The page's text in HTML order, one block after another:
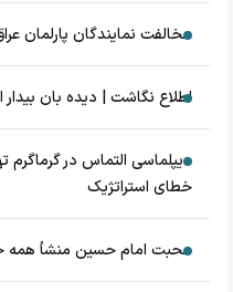
مخالفت نمایندگان پارلمان
اطلاع نگاشت | دیده بان بیدار
دیپلماسی التماس در گرماگرم
خطای استراتژیک
محبت امام حسین منشأ همه